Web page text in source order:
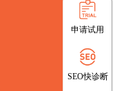
申请试用
SEO快诊断